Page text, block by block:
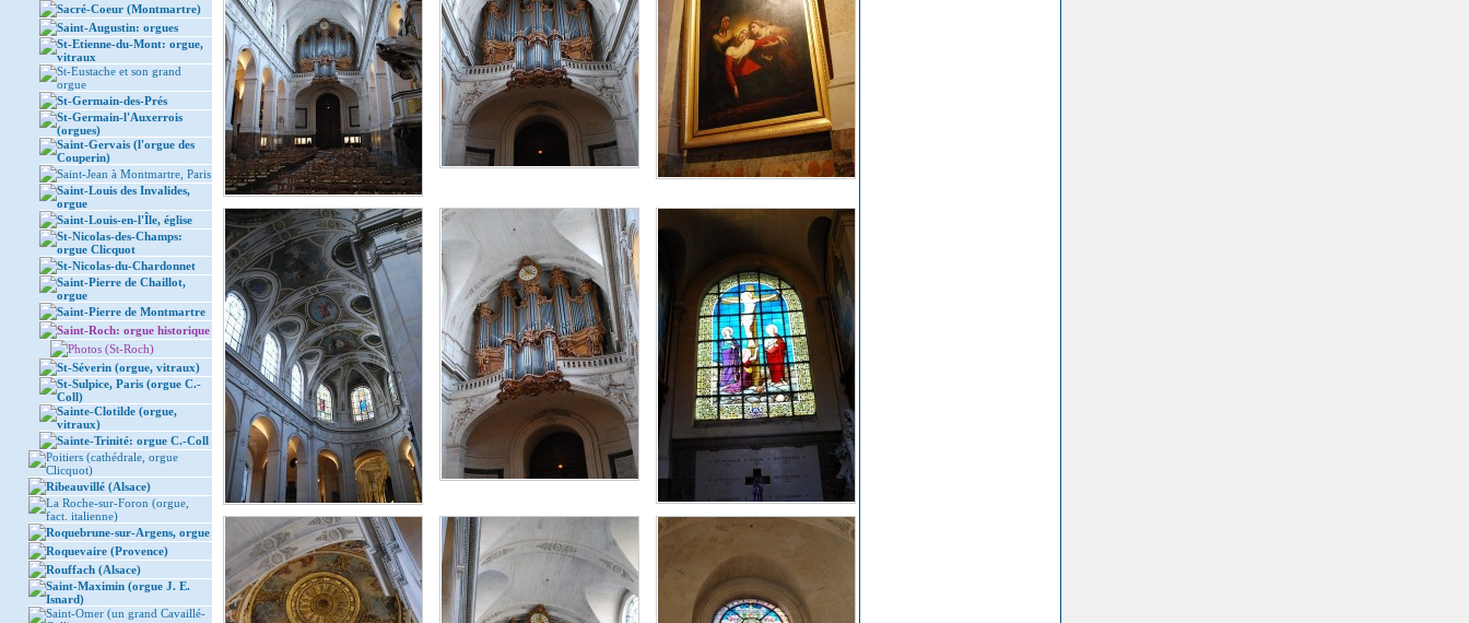
Sacré-Coeur (Montmartre)
Saint-Augustin: orgues
St-Etienne-du-Mont: orgue,
vitraux
St-Eustache et son grand
orgue
St-Germain-des-Prés
St-Germain-l'Auxerrois
(orgues)
Saint-Gervais (l'orgue des
Couperin)
Saint-Jean à Montmartre, Paris
Saint-Louis des Invalides,
orgue
Saint-Louis-en-l'Île, église
St-Nicolas-des-Champs:
orgue Clicquot
St-Nicolas-du-Chardonnet
Saint-Pierre de Chaillot,
orgue
Saint-Pierre de Montmartre
Saint-Roch: orgue historique
Photos (St-Roch)
St-Séverin (orgue, vitraux)
St-Sulpice, Paris (orgue C.-
Coll)
Sainte-Clotilde (orgue,
vitraux)
Sainte-Trinité: orgue C.-Coll
Poitiers (cathédrale, orgue
Clicquot)
Ribeauvillé (Alsace)
La Roche-sur-Foron (orgue,
fact. italienne)
Roquebrune-sur-Argens, orgue
Roquevaire (Provence)
Rouffach (Alsace)
Saint-Maximin (orgue J. E.
Isnard)
Saint-Omer (un grand Cavaillé-